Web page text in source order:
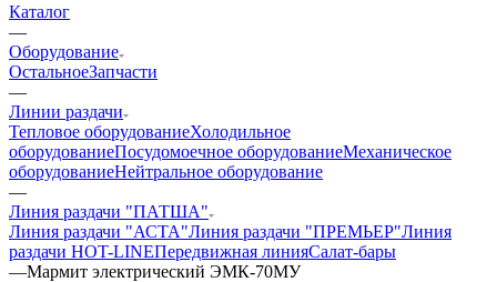
Каталог
—
Оборудование
ОстальноеЗапчасти
—
Линии раздачи
Тепловое оборудованиеХолодильное
оборудованиеПосудомоечное оборудованиеМеханическое
оборудованиеНейтральное оборудование
—
Линия раздачи "ПАТША"
Линия раздачи "АСТА"Линия раздачи "ПРЕМЬЕР"Линия
раздачи HOT-LINEПередвижная линияСалат-бары
—Мармит электрический ЭМК-70МУ